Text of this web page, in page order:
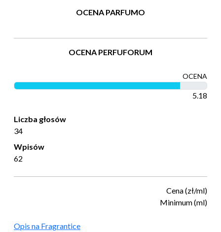
OCENA PARFUMO
OCENA PERFUFORUM
OCENA
5.18
Liczba głosów
34
Wpisów
62
Cena (zł/ml)
Minimum (ml)
Opis na Fragrantice